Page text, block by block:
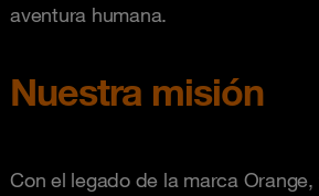
aventura humana.
Nuestra misión
Con el legado de la marca